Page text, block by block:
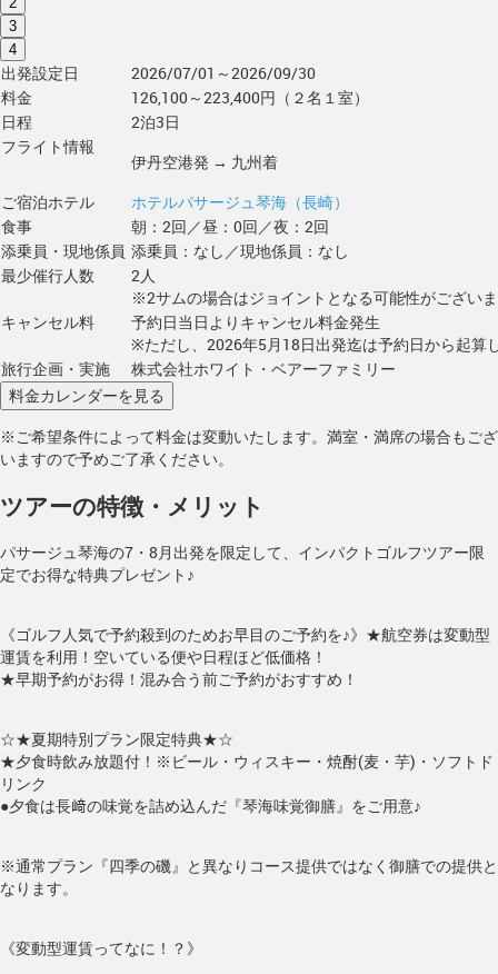
3
4
出発設定日
2026/07/01～2026/09/30
料金
126,100～223,400円（２名１室）
日程
2泊3日
フライト情報
伊丹空港発 → 九州着
ご宿泊ホテル
ホテルパサージュ琴海（長崎）
食事
朝：2回／昼：0回／夜：2回
添乗員・現地係員 添乗員：なし／現地係員：なし
最少催行人数
2人
※2サムの場合はジョイントとなる可能性がござい
キャンセル料
予約日当日よりキャンセル料金発生
※ただし、2026年5月18日出発迄は予約日から起算
旅行企画・実施
株式会社ホワイト・ベアーファミリー
※ご希望条件によって料金は変動いたします。満室・満席の場合もござ
いますので予めご了承ください。
ツアーの特徴・メリット
パサージュ琴海の7・8月出発を限定して、インパクトゴルフツアー限
定でお得な特典プレゼント♪
《ゴルフ人気で予約殺到のためお早目のご予約を♪》★航空券は変動型
運賃を利用！空いている便や日程ほど低価格！
★早期予約がお得！混み合う前ご予約がおすすめ！
☆★夏期特別プラン限定特典★☆
★夕食時飲み放題付！※ビール・ウィスキー・焼酎(麦・芋)・ソフトド
リンク
●夕食は長﨑の味覚を詰め込んだ『琴海味覚御膳』をご用意♪
※通常プラン『四季の磯』と異なりコース提供ではなく御膳での提供と
なります。
《変動型運賃ってなに！？》